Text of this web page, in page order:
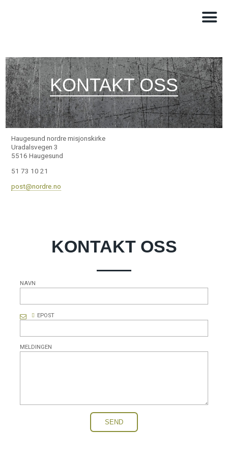
KONTAKT OSS
Haugesund nordre misjonskirke
Uradalsvegen 3
5516 Haugesund
51 73 10 21
post@nordre.no
KONTAKT OSS
NAVN
EPOST
MELDINGEN